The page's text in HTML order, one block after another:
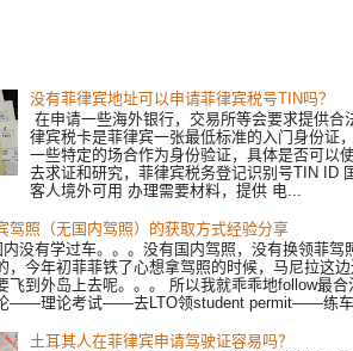
没有菲律宾地址可以申请菲律宾税号TIN吗？
在申请一些海外银行，交易所等会要求提供合
律宾税卡是菲律宾一张最低标准的入门身份证
一些特定的场合作为身份验证，具体是否可以
去求证和研究，菲律宾税务登记识别号TIN ID
客人境外可用 办理需要材料，提供 电...
驾照（无国内驾照）的获取方式经验分享
没有学过车。。。没有国内驾照，没有换领菲驾
，今年初菲菲铁了心想拿驾照的时候，马尼拉这
飞到外岛上去呢。。。 所以我就乖乖地follow最
——理论考试——去LTO领student permit——练
土耳其人在菲律宾申请驾驶证容易吗？